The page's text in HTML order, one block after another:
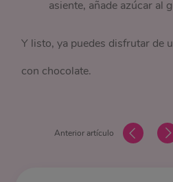
asiente, añade azúcar al
Y listo, ya puedes disfrutar de
con chocolate.
Anterior artículo